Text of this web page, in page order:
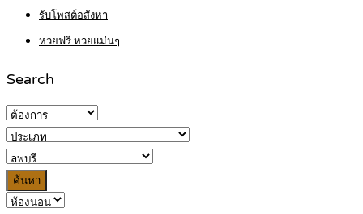
รับโพสต์อสังหา
หวยฟรี หวยแม่นๆ
Search
ค้นหา